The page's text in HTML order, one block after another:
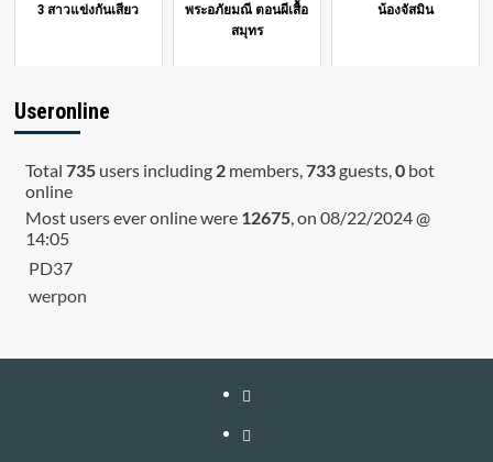
3 สาวแข่งกันเสียว
พระอภัยมณี ตอนผีเสื้อ
สมุทร
น้องจัสมิน
Useronline
Total 735users including 2members, 733guests, 0bot
online
Most users ever online were 12675, on 08/22/2024 @
14:05
PD37
werpon
หน้า
แรก
สมัคร